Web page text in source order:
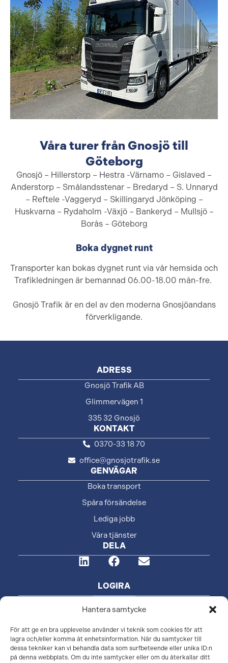
Hantera samtycke
För att ge en bra upplevelse använder vi teknik som cookies för att
lagra och/eller komma åt enhetsinformation. När du samtycker till
dessa tekniker kan vi behandla data som surfbeteende eller unika ID:n
på denna webbplats. Om du inte samtycker eller om du återkallar ditt
Våra turer från Gnosjö till
Göteborg
Gnosjö – Hillerstorp – Hestra -Värnamo – Gislaved –
Anderstorp – Smålandsstenar – Bredaryd – S. Unnaryd
– Reftele -Vaggeryd – Skillingaryd Jönköping –
Huskvarna – Rydaholm -Växjö – Bankeryd – Mullsjö –
Borås – Göteborg
Boka dygnet runt
Transporter kan bokas dygnet runt via vår hemsida och
Trafikledningen är bemannad 06.00-18.00 mån-fre. ​​​
Gnosjö Trafik är en del av den moderna Gnosjöandans
förverkligande.
ADRESS
Gnosjö Trafik AB
Glimmervägen 1
335 32 Gnosjö
KONTAKT
0370-33 18 70
office@gnosjotrafik.se
GENVÄGAR
Boka transport
Spåra försändelse
Lediga jobb
Våra tjänster
DELA
LOGIRA